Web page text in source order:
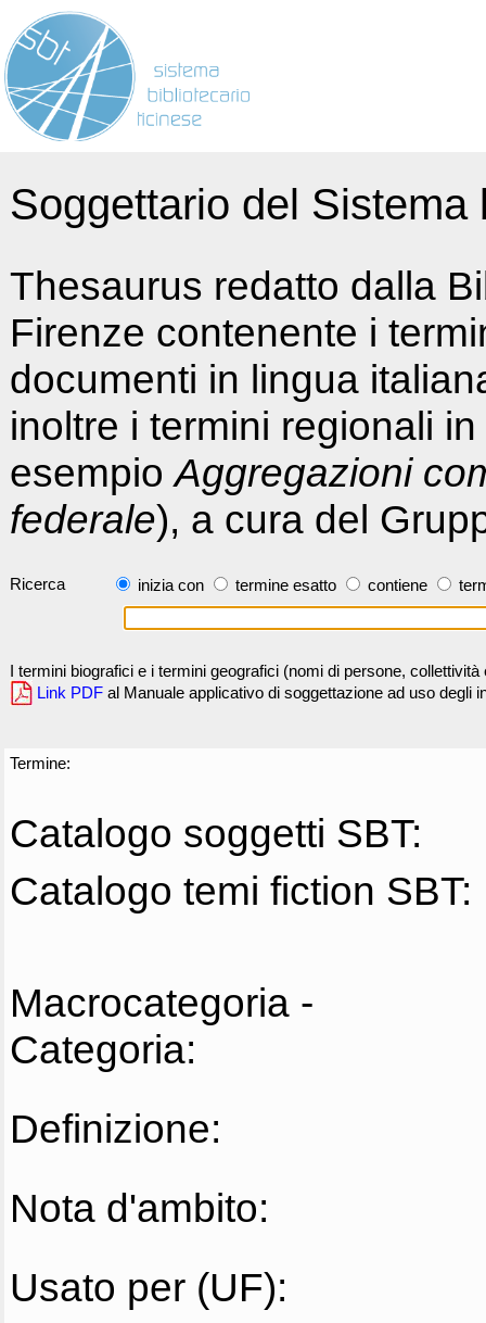
Soggettario del
Thesaurus redatto dalla
Firenze contenente i
documenti in lingua
inoltre i termini regionali
esempioAggregazioni
federale), a cura del
Ricerca inizia con termine esatto contiene
I termini biografici e i termini geografici (nomi di persone,
Link PDF al Manuale applicativo di soggettazione ad uso degli
Termine:
Catalogo soggetti SBT:
Catalogo temi fiction SBT:
Macrocategoria -
Categoria:
Definizione:
Nota d'ambito:
Usato per (UF):